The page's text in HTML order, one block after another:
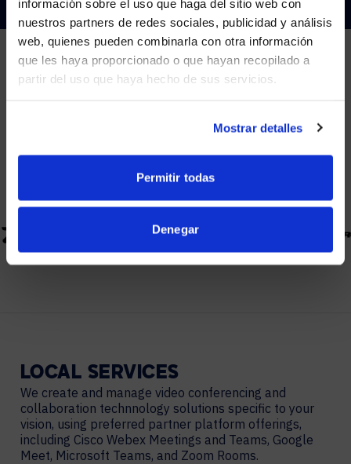
información sobre el uso que haga del sitio web con
nuestros partners de redes sociales, publicidad y análisis
web, quienes pueden combinarla con otra información
que les haya proporcionado o que hayan recopilado a
partir del uso que haya hecho de sus servicios.
Mostrar detalles
Permitir todas
Denegar
Nos asociamos con los principales proveedores de
LOCAL SERVICES
We create and manage video conferencing and
collaboration technnology solutions specific to your
vision, using preferred partner platform offerings,
including Cisco Webex Meetings and Teams, Google
Meet, Microsoft Teams, and Zoom Rooms.
instead?
YES, TAKE ME THERE
NO, STAY ON THIS SITE